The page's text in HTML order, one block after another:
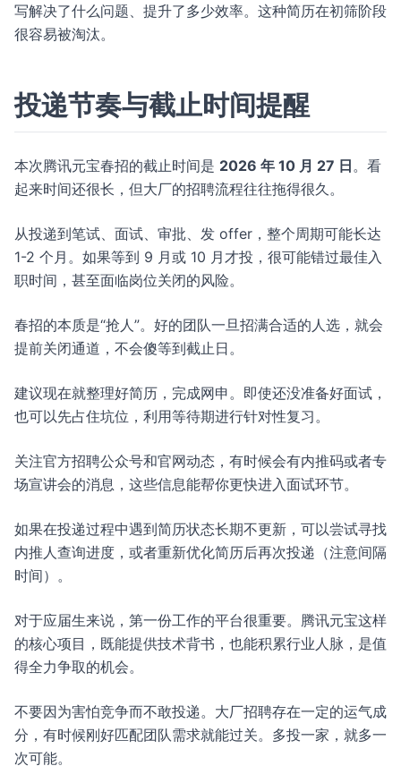
写解决了什么问题、提升了多少效率。这种简历在初筛阶段
很容易被淘汰。
投递节奏与截止时间提醒
本次腾讯元宝春招的截止时间是 2026 年 10 月 27 日。看
起来时间还很长，但大厂的招聘流程往往拖得很久。
从投递到笔试、面试、审批、发 offer，整个周期可能长达
1-2 个月。如果等到 9 月或 10 月才投，很可能错过最佳入
职时间，甚至面临岗位关闭的风险。
春招的本质是“抢人”。好的团队一旦招满合适的人选，就会
提前关闭通道，不会傻等到截止日。
建议现在就整理好简历，完成网申。即使还没准备好面试，
也可以先占住坑位，利用等待期进行针对性复习。
关注官方招聘公众号和官网动态，有时候会有内推码或者专
场宣讲会的消息，这些信息能帮你更快进入面试环节。
如果在投递过程中遇到简历状态长期不更新，可以尝试寻找
内推人查询进度，或者重新优化简历后再次投递（注意间隔
时间）。
对于应届生来说，第一份工作的平台很重要。腾讯元宝这样
的核心项目，既能提供技术背书，也能积累行业人脉，是值
得全力争取的机会。
不要因为害怕竞争而不敢投递。大厂招聘存在一定的运气成
分，有时候刚好匹配团队需求就能过关。多投一家，就多一
次可能。